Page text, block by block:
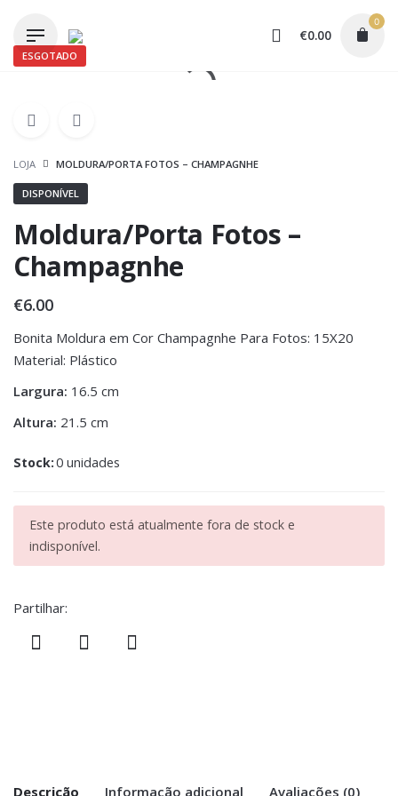
content
€0.00
0
ESGOTADO
LOJA MOLDURA/PORTA FOTOS – CHAMPAGNHE
DISPONÍVEL
Moldura/Porta Fotos –
Champagnhe
€6.00
Bonita Moldura em Cor Champagnhe Para Fotos: 15X20
Material: Plástico
Largura: 16.5 cm
Altura: 21.5 cm
Stock:0 unidades
Este produto está atualmente fora de stock e
indisponível.
Partilhar:
Descrição Informação adicional Avaliações (0)